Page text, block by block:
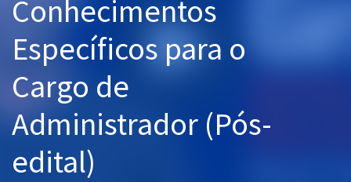
OAB
Questões grátis
Aprovados
Conhecimentos
Específicos para o
Cargo de
Administrador (Pós-
edital)